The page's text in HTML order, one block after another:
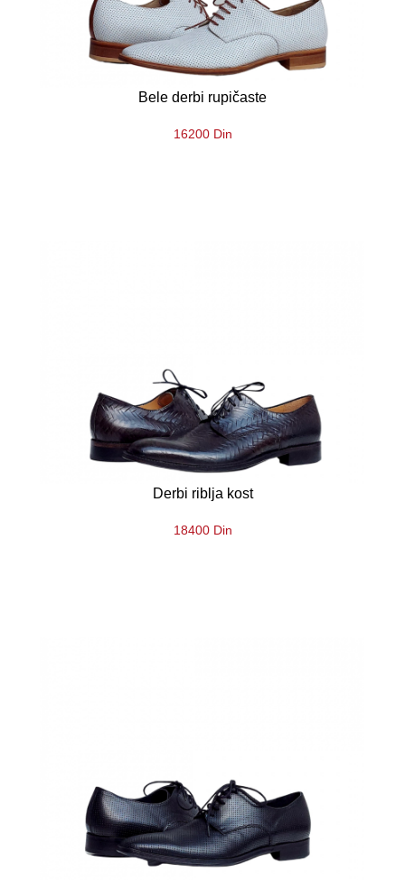
Bele derbi rupičaste
16200 Din
Derbi riblja kost
18400 Din